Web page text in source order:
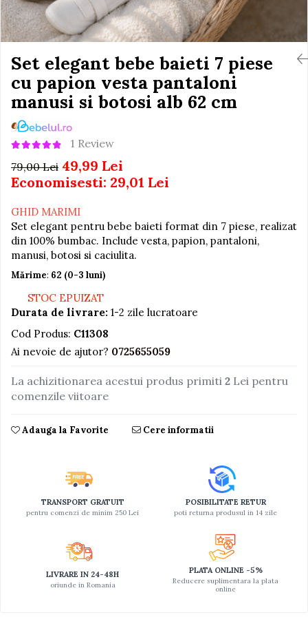
Jucarii de baie
Seturi de frumusete
Caluti balansoar
Interactive, educative si
muzicale
Ateliere si unelte
Blocuri de constructie
Covorase de dans
De plus
Electrocasnice si bucatarii
Fotolii gonflabile
Jocuri sportive
Jucarii educative din lemn
Motociclete
Pistoale
Proiectoare
Set Avioane si submarine
Seturi de doctor
Seturi de rufe
Trenuri cu sine
Vehicule de constructii
Ingrijire cosmetica mamici
Perioada Alaptarii
Perioada Sarcinii
Pompe de san
Sisteme De Purtare
Set elegant bebe baieti 7 piese
cu papion vesta pantaloni
manusi si botosi alb 62 cm
1 Review
79,00 Lei 49,99 Lei
Economisesti: 29,01 Lei
GHID MARIMI
Set elegant pentru bebe baieti format din 7 piese, realizat
din 100% bumbac. Include vesta, papion, pantaloni,
manusi, botosi si caciulita.
Mărime: 62 (0-3 luni)
STOC EPUIZAT
Durata de livrare: 1-2 zile lucratoare
Cod Produs: C11308
Ai nevoie de ajutor? 0725655059
La achizitionarea acestui produs primiti 2 Lei pentru
comenzile viitoare
Adauga la Favorite Cere informatii
TRANSPORT GRATUIT
pentru comenzi de minim 250 Lei
POSIBILITATE RETUR
poti returna produsul in 14 zile
LIVRARE IN 24-48H
oriunde in Romania
PLATA ONLINE -5%
Reducere suplimentara la plata
online